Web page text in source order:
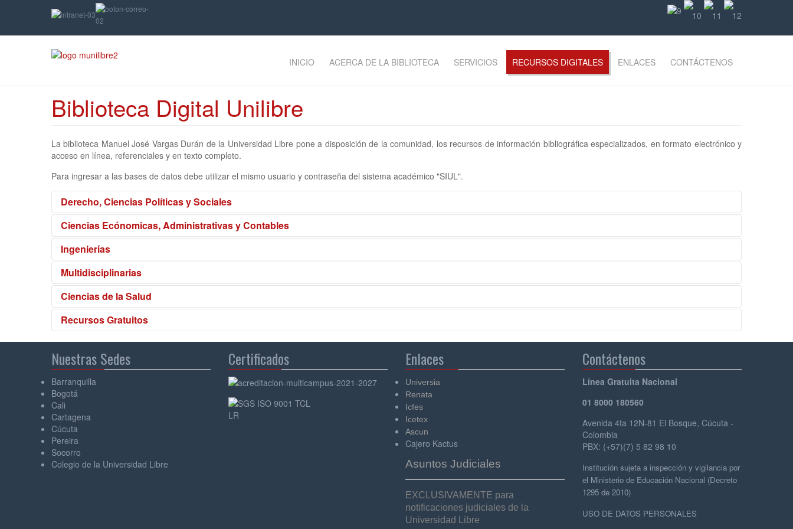
INICIO ACERCA DE LA BIBLIOTECA SERVICIOS RECURSOS DIGITALES ENLACES CONTÁCTENOS
Biblioteca Digital Unilibre
La biblioteca Manuel José Vargas Durán de la Universidad Libre pone a disposición de la comunidad, los recursos de información bibliográfica especializados, en formato electrónico y
acceso en línea, referenciales y en texto completo.
Para ingresar a las bases de datos debe utilizar el mismo usuario y contraseña del sistema académico "SIUL".
Derecho, Ciencias Políticas y Sociales
Ciencias Ecónomicas, Administrativas y Contables
Ingenierías
Multidisciplinarias
Ciencias de la Salud
Recursos Gratuitos
Nuestras Sedes
Barranquilla
Bogotá
Cali
Cartagena
Cúcuta
Pereira
Socorro
Colegio de la Universidad Libre
Certificados Enlaces
Universia
Renata
Icfes
Icetex
Ascun
Cajero Kactus
Asuntos Judiciales
EXCLUSIVAMENTE para
notificaciones judiciales de la
Universidad Libre
Contáctenos
Línea Gratuita Nacional
01 8000 180560
Avenida 4ta 12N-81 El Bosque, Cúcuta -
Colombia
PBX: (+57)(7) 5 82 98 10
Institución sujeta a inspección y vigilancia por
el Ministerio de Educación Nacional (Decreto
1295 de 2010)
USO DE DATOS PERSONALES